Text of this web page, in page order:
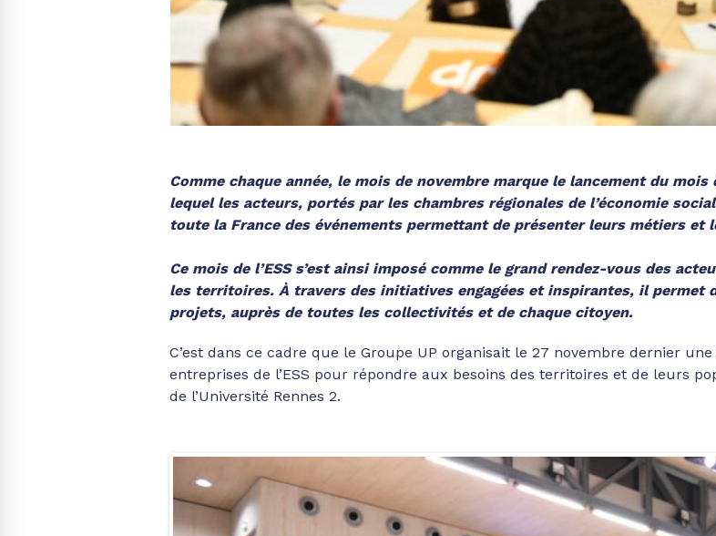
Comme chaque année, le mois de novembre marque le lancement du
lequel les acteurs, portés par les chambres régionales de l’économie
toute la France des événements permettant de présenter leurs métiers et
Ce mois de l’ESS s’est ainsi imposé comme le grand rendez-vous des
les territoires. À travers des initiatives engagées et inspirantes, il permet
projets, auprès de toutes les collectivités et de chaque citoyen.
C’est dans ce cadre que le Groupe UP organisait le 27 novembre dernier
entreprises de l’ESS pour répondre aux besoins des territoires et de leurs
de l’Université Rennes 2.